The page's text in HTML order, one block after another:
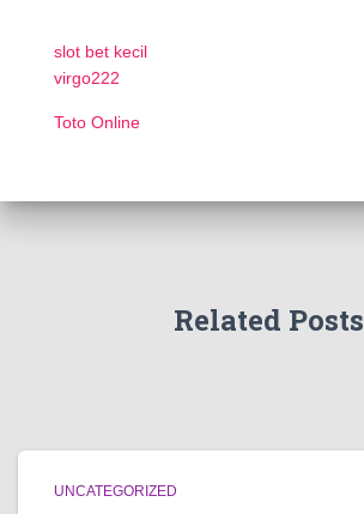
slot bet kecil
virgo222
Toto Online
Related Posts
UNCATEGORIZED